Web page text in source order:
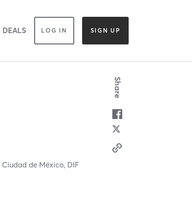
DEALS LOG IN SIGN UP
Ciudad de México, DIF
Share